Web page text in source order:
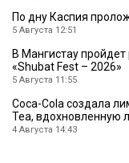
По дну Каспия
5 Августа 12:51
В Мангистау
«Shubat Fest – 2026»
5 Августа 11:55
Coca-Cola создала
Tea, вдохновленную
4 Августа 14:43